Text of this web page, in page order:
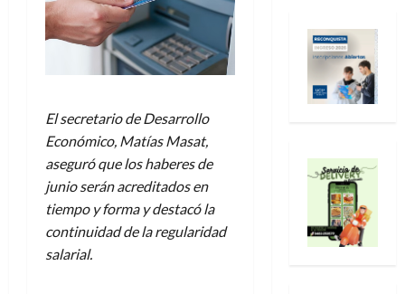
El secretario de Desarrollo
Económico, Matías Masat,
aseguró que los haberes de
junio serán acreditados en
tiempo y forma y destacó la
continuidad de la regularidad
salarial.